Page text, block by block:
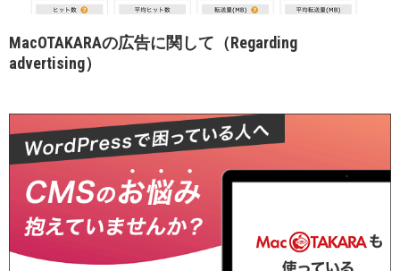
MacOTAKARAの広告に関して（Regarding
advertising）